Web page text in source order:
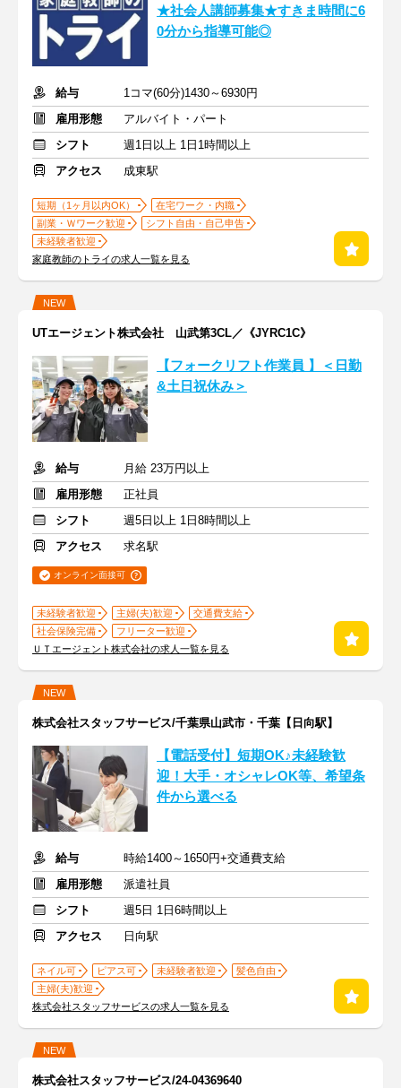
★社会人講師募集★すきま時間に6
0分から指導可能◎
給与
1コマ(60分)1430～6930円
雇用形態
アルバイト・パート
シフト
週1日以上 1日1時間以上
アクセス
成東駅
短期（1ヶ月以内OK）
在宅ワーク・内職
副業・Ｗワーク歓迎
シフト自由・自己申告
未経験者歓迎
家庭教師のトライの求人一覧を見る
NEW
UTエージェント株式会社 山武第3CL／《JYRC1C》
【フォークリフト作業員 】＜日勤
&土日祝休み＞
給与
月給 23万円以上
雇用形態
正社員
シフト
週5日以上 1日8時間以上
アクセス
求名駅
オンライン面接可
未経験者歓迎 主婦(夫)歓迎
交通費支給
社会保険完備
フリーター歓迎
ＵＴエージェント株式会社の求人一覧を見る
NEW
株式会社スタッフサービス/千葉県山武市・千葉【日向駅】
【電話受付】短期OK♪未経験歓
迎！大手・オシャレOK等、希望条
件から選べる
給与
時給1400～1650円+交通費支給
雇用形態
派遣社員
シフト
週5日 1日6時間以上
アクセス
日向駅
ネイル可 ピアス可 未経験者歓迎
髪色自由
主婦(夫)歓迎
株式会社スタッフサービスの求人一覧を見る
NEW
株式会社スタッフサービス/24-04369640